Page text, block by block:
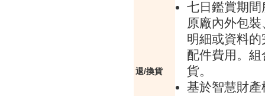
退/換貨
七日鑑賞期
原廠內外包
明細或資料
配件費用。
貨。
基於智慧財